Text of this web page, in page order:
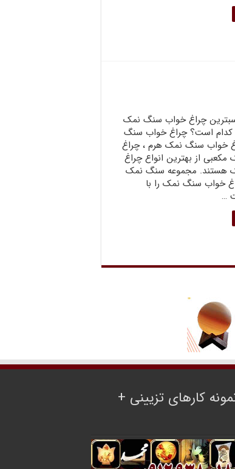
چراغ خواب سنگ نمک
کدام است؟ چراغ خواب سنگ
خواب سنگ نمک هرم ، چراغ
از بهترین انواع چراغ
هستند. مجموعه سنگ نمک
خواب سنگ نمک را با
…
کارهای تزیینی +